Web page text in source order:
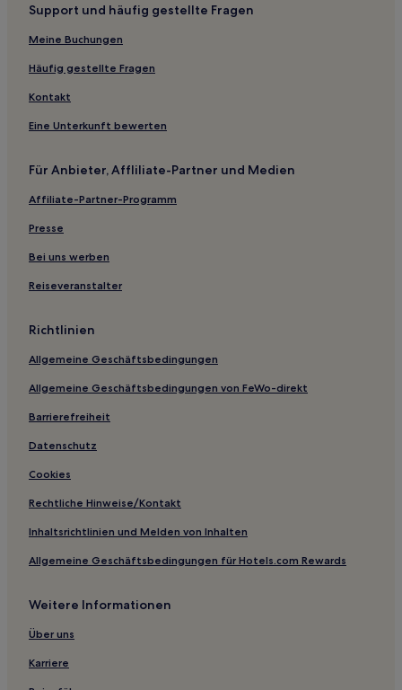
Peregian Springs: Hotels
Hotels nahe Sunshine Coast
Hotels nahe Rathburnie Estate Nature Refuge
Drayton: Hotels
Region Toowoomba: Hotels
Maroochy River: Hotels
Tipton Hotels
Hotels nahe Mount Ngungun Summit Trailhead
Hotels nahe Tarong National Park
Glastonbury Hotels
Marodian Hotels
Hotels nahe Bahnhof Glasshouse Mountains
Hotels nahe Gayndah
Hotels nahe Clifford Park Racecourse
Glan Devon Hotels
Hotels nahe Sunshine Coast Hinterland Great Walk
Mudlo Hotels
Noosa Waters Hotels
Veteran Hotels
Hotels nahe Gympie
Villeneuve Hotels
Redwood: Hotels
Support und häufig gestellte Fragen
Meine Buchungen
Häufig gestellte Fragen
Kontakt
Eine Unterkunft bewerten
Für Anbieter, Affliliate-Partner und Medien
Affiliate-Partner-Programm
Presse
Bei uns werben
Reiseveranstalter
Richtlinien
Allgemeine Geschäftsbedingungen
Allgemeine Geschäftsbedingungen von FeWo-direkt
Barrierefreiheit
Datenschutz
Cookies
Rechtliche Hinweise/Kontakt
Inhaltsrichtlinien und Melden von Inhalten
Allgemeine Geschäftsbedingungen für Hotels.com Rewards
Weitere Informationen
Über uns
Karriere